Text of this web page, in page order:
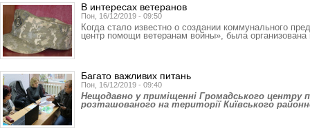
В интересах ветеранов
Пон, 16/12/2019 - 09:50
Когда стало известно о создании коммунального
центр помощи ветеранам войны», была организована
Багато важливих питань
Пон, 16/12/2019 - 09:40
Нещодавно у приміщенні Громадського центру
розташованого на території Київського